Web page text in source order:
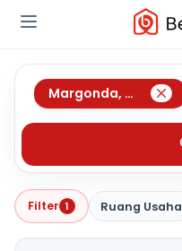
Margonda, Depok
Filter 1 Ruang Usaha